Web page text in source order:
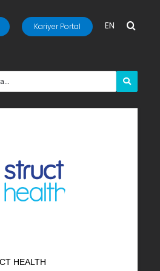
Kariyer Portal EN
HEALTH